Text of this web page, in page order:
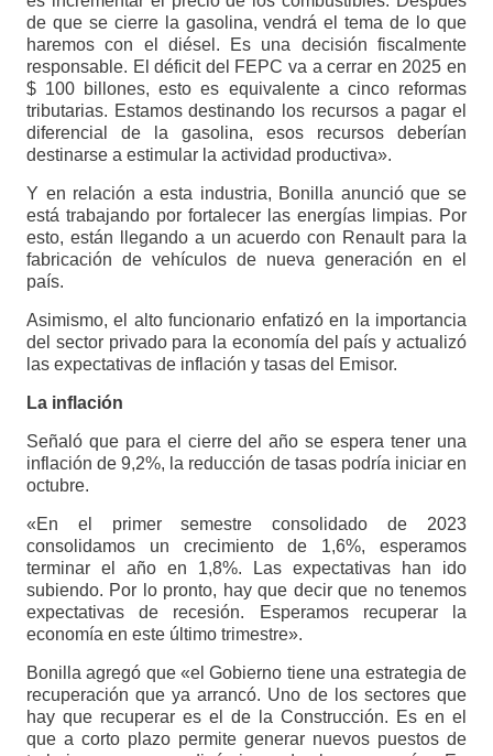
de que se cierre la gasolina, vendrá el tema de lo que
haremos con el diésel. Es una decisión fiscalmente
responsable. El déficit del FEPC va a cerrar en 2025 en
$ 100 billones, esto es equivalente a cinco reformas
tributarias. Estamos destinando los recursos a pagar el
diferencial de la gasolina, esos recursos deberían
destinarse a estimular la actividad productiva».
Y en relación a esta industria, Bonilla anunció que se
está trabajando por fortalecer las energías limpias. Por
esto, están llegando a un acuerdo con Renault para la
fabricación de vehículos de nueva generación en el
país.
Asimismo, el alto funcionario enfatizó en la importancia
del sector privado para la economía del país y actualizó
las expectativas de inflación y tasas del Emisor.
La inflación
Señaló que para el cierre del año se espera tener una
inflación de 9,2%, la reducción de tasas podría iniciar en
octubre.
«En el primer semestre consolidado de 2023
consolidamos un crecimiento de 1,6%, esperamos
terminar el año en 1,8%. Las expectativas han ido
subiendo. Por lo pronto, hay que decir que no tenemos
expectativas de recesión. Esperamos recuperar la
economía en este último trimestre».
Bonilla agregó que «el Gobierno tiene una estrategia de
recuperación que ya arrancó. Uno de los sectores que
hay que recuperar es el de la Construcción. Es en el
que a corto plazo permite generar nuevos puestos de